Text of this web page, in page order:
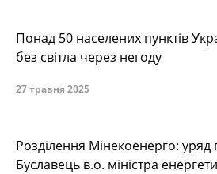
Понад 50 населених пунктів
без світла через негоду
27 травня 2025
Розділення Мінекоенерго:
Буславець в.о. міністра